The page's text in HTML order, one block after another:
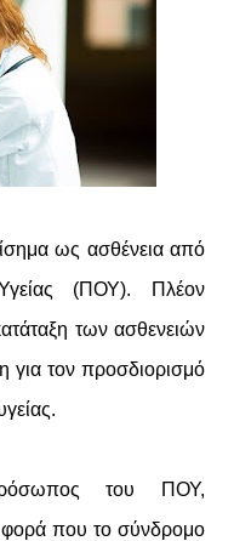
ως ασθένεια από
(ΠΟΥ). Πλέον
των ασθενειών
για τον προσδιορισμό
του ΠΟΥ,
που το σύνδρομο